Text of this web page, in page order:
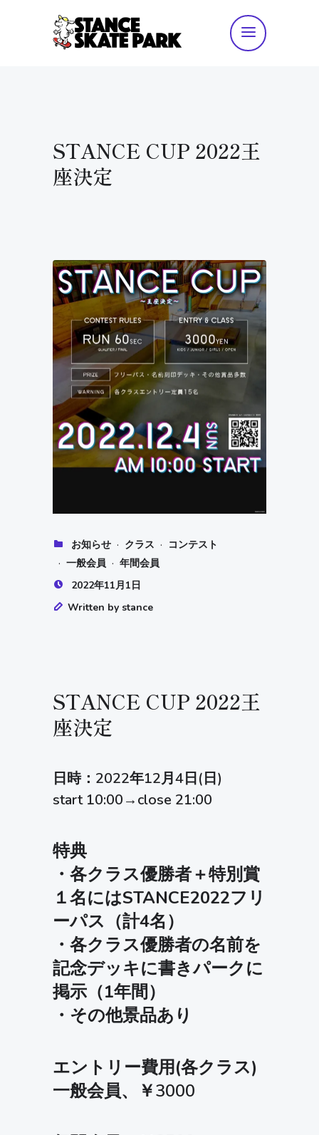
STANCE CUP 2022王
座決定
お知らせ · クラス · コンテスト
· 一般会員 · 年間会員
2022年11月1日
Written by stance
STANCE CUP 2022王
座決定
日時：2022年12月4日(日)
start 10:00→close 21:00
特典
・各クラス優勝者＋特別賞
１名にはSTANCE2022フリ
ーパス（計4名）
・各クラス優勝者の名前を
記念デッキに書きパークに
掲示（1年間）
・その他景品あり
エントリー費用(各クラス)
一般会員、￥3000